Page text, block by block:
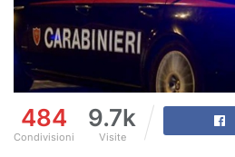
484
Condivisioni
9.7k
Visite